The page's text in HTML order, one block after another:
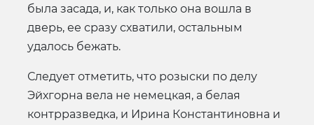
была засада, и, как только она вошла в
дверь, ее сразу схватили, остальным
удалось бежать.
Следует отметить, что розыски по делу
Эйхгорна вела не немецкая, а белая
контрразведка, и Ирина Константиновна и